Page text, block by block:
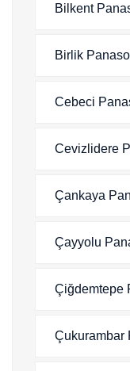
Bilkent
Birlik
Cebeci
Cevizlidere
Çankaya
Çayyolu
Çiğdemtepe
Çukurambar